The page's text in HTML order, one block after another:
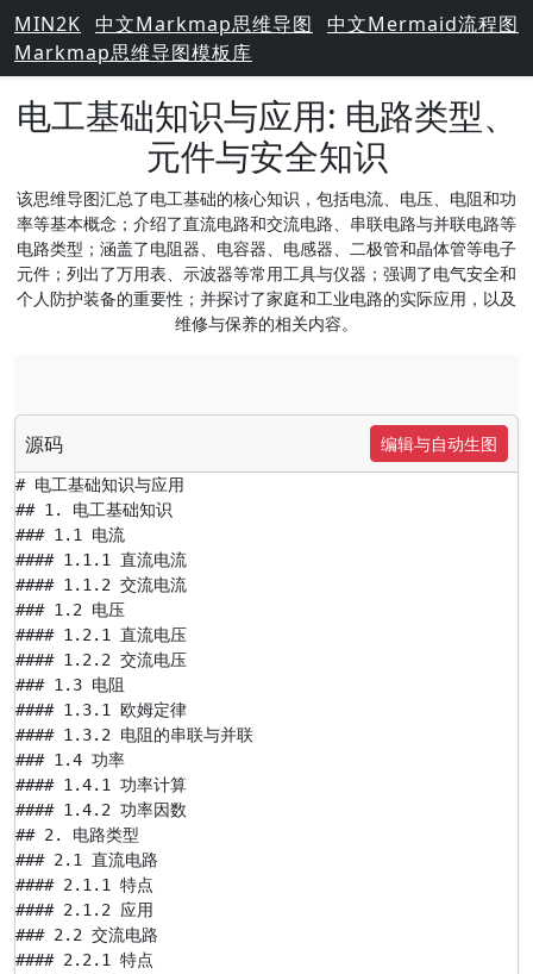
MIN2K 中文Markmap思维导图
中文Mermaid流程图
Markmap思维导图模板库
电工基础知识与应用: 电路类型、
元件与安全知识
该思维导图汇总了电工基础的核心知识，包括电流、电压、电阻和功
率等基本概念；介绍了直流电路和交流电路、串联电路与并联电路等
电路类型；涵盖了电阻器、电容器、电感器、二极管和晶体管等电子
元件；列出了万用表、示波器等常用工具与仪器；强调了电气安全和
个人防护装备的重要性；并探讨了家庭和工业电路的实际应用，以及
维修与保养的相关内容。
源码 编辑与自动生图
# 电工基础知识与应用
## 1. 电工基础知识
### 1.1 电流
#### 1.1.1 直流电流
#### 1.1.2 交流电流
### 1.2 电压
#### 1.2.1 直流电压
#### 1.2.2 交流电压
### 1.3 电阻
#### 1.3.1 欧姆定律
#### 1.3.2 电阻的串联与并联
### 1.4 功率
#### 1.4.1 功率计算
#### 1.4.2 功率因数
## 2. 电路类型
### 2.1 直流电路
#### 2.1.1 特点
#### 2.1.2 应用
### 2.2 交流电路
#### 2.2.1 特点